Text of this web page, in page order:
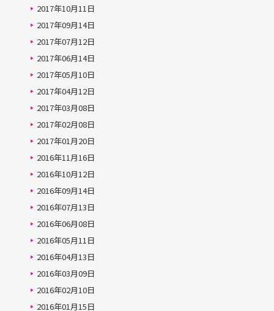
2017年10月11日
2017年09月14日
2017年07月12日
2017年06月14日
2017年05月10日
2017年04月12日
2017年03月08日
2017年02月08日
2017年01月20日
2016年11月16日
2016年10月12日
2016年09月14日
2016年07月13日
2016年06月08日
2016年05月11日
2016年04月13日
2016年03月09日
2016年02月10日
2016年01月15日